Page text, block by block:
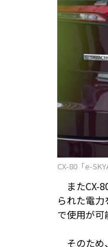
CX-80「e-
またCX-
られた電
で使用が可
そのため